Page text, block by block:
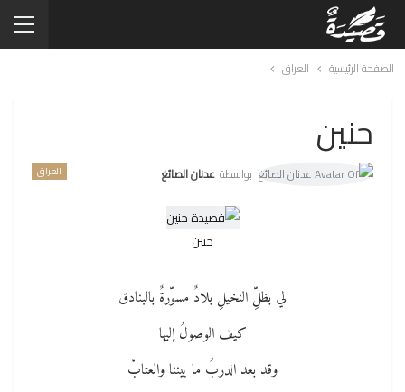
الصفحة الرئيسية العراق
حنين
العراق بواسطة عدنان الصائغ
حنين
لي بظلِّ النخيلِ بلادٌ مسوّرةٌ بالبنادق
كيف الوصولُ إليها
وقد بعد الدربُ ما بيننا والعتابْ